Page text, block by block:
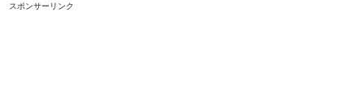
スポンサーリンク